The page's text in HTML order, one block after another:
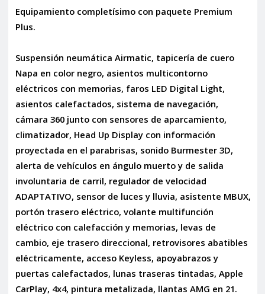
Equipamiento completísimo con paquete Premium
Plus.
Suspensión neumática Airmatic, tapicería de cuero
Napa en color negro, asientos multicontorno
eléctricos con memorias, faros LED Digital Light,
asientos calefactados, sistema de navegación,
cámara 360 junto con sensores de aparcamiento,
climatizador, Head Up Display con información
proyectada en el parabrisas, sonido Burmester 3D,
alerta de vehículos en ángulo muerto y de salida
involuntaria de carril, regulador de velocidad
ADAPTATIVO, sensor de luces y lluvia, asistente MBUX,
portón trasero eléctrico, volante multifunción
eléctrico con calefacción y memorias, levas de
cambio, eje trasero direccional, retrovisores abatibles
eléctricamente, acceso Keyless, apoyabrazos y
puertas calefactados, lunas traseras tintadas, Apple
CarPlay, 4x4, pintura metalizada, llantas AMG en 21.